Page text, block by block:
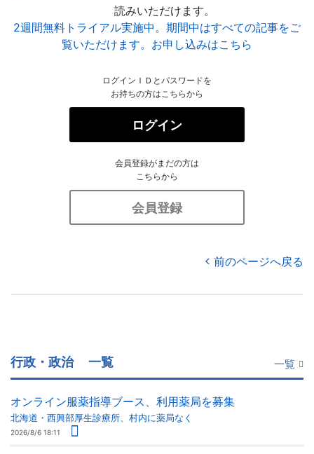
読みいただけます。
2週間無料トライアル実施中。期間中はすべての記事をご
覧いただけます。お申し込みはこちら
ログインＩＤとパスワードを
お持ちの方はこちらから
ログイン
会員登録がまだの方は
こちらから
会員登録
前のページへ戻る
行政・政治 一覧 一覧
オンライン服薬指導ブース、利用薬局を募集
北海道・西興部厚生診療所、村内に薬局なく
2026/8/6 18:11